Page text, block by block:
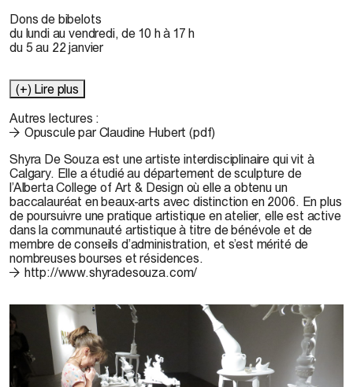
Dons de bibelots
du lundi au vendredi, de 10 h à 17 h
du 5 au 22 janvier
(+) Lire plus
Autres lectures :
Opuscule par Claudine Hubert (pdf)
Shyra De Souzaest une artiste interdisciplinaire qui vit à
Calgary. Elle a étudié au département de sculpture de
l’Alberta College of Art & Design où elle a obtenu un
baccalauréat en beaux-arts avec distinction en 2006. En plus
de poursuivre une pratique artistique en atelier, elle est active
dans la communauté artistique à titre de bénévole et de
membre de conseils d’administration, et s’est mérité de
nombreuses bourses et résidences.
http://www.shyradesouza.com/